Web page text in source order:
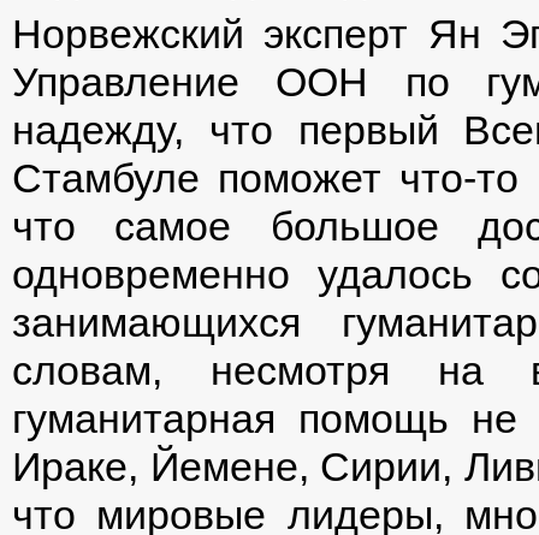
Норвежский эксперт Ян
Управление ООН по
надежду, что первый
Стамбуле поможет что-
что самое большое
одновременно удалось
занимающихся
словам, несмотря на
гуманитарная помощь
Ираке, Йемене, Сирии,
что мировые лидеры,